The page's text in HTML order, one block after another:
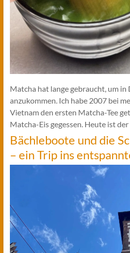
Matcha hat lange gebraucht, um in
anzukommen. Ich habe 2007 bei
Vietnam den ersten Matcha-Tee
Matcha-Eis gegessen. Heute ist
Bächleboote und die
– ein Trip ins